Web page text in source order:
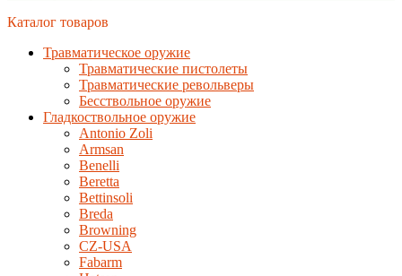
Каталог товаров
Травматическое оружие
Травматические пистолеты
Травматические револьверы
Бесствольное оружие
Гладкоствольное оружие
Antonio Zoli
Armsan
Benelli
Beretta
Bettinsoli
Breda
Browning
CZ-USA
Fabarm